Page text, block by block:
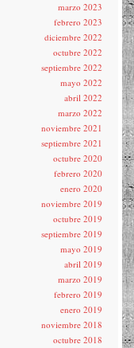
marzo 2023
febrero 2023
diciembre 2022
octubre 2022
septiembre 2022
mayo 2022
abril 2022
marzo 2022
noviembre 2021
septiembre 2021
octubre 2020
febrero 2020
enero 2020
noviembre 2019
octubre 2019
septiembre 2019
mayo 2019
abril 2019
marzo 2019
febrero 2019
enero 2019
noviembre 2018
octubre 2018